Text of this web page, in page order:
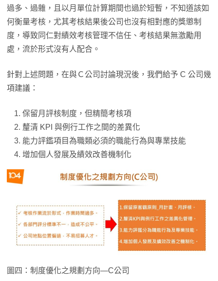
過多、過雜，且以月單位計算期間也過於短暫，不知道該如
何衡量考核，尤其考核結果後公司也沒有相對應的獎懲制
度，導致同仁對績效考核管理不信任、考核結果無激勵用
處，流於形式沒有人配合。
針對上述問題，在與Ｃ公司討論現況後，我們給予 C 公司幾
項建議：
保留月評核制度，但精簡考核項
釐清 KPI 與例行工作之間的差異化
能力評鑑項目為職類必須的職能行為與專業技能
增加個人發展及績效改善機制化
圖四：制度優化之規劃方向—C公司